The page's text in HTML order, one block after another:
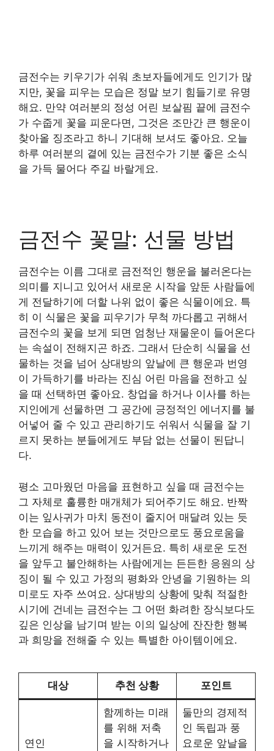
금전수는 키우기가 쉬워 초보자들에게도 인기가 많
지만, 꽃을 피우는 모습은 정말 보기 힘들기로 유명
해요. 만약 여러분의 정성 어린 보살핌 끝에 금전수
가 수줍게 꽃을 피운다면, 그것은 조만간 큰 행운이
찾아올 징조라고 하니 기대해 보셔도 좋아요. 오늘
하루 여러분의 곁에 있는 금전수가 기분 좋은 소식
을 가득 물어다 주길 바랄게요.
금전수 꽃말: 선물 방법
금전수는 이름 그대로 금전적인 행운을 불러온다는
의미를 지니고 있어서 새로운 시작을 앞둔 사람들에
게 전달하기에 더할 나위 없이 좋은 식물이에요. 특
히 이 식물은 꽃을 피우기가 무척 까다롭고 귀해서
금전수의 꽃을 보게 되면 엄청난 재물운이 들어온다
는 속설이 전해지곤 하죠. 그래서 단순히 식물을 선
물하는 것을 넘어 상대방의 앞날에 큰 행운과 번영
이 가득하기를 바라는 진심 어린 마음을 전하고 싶
을 때 선택하면 좋아요. 창업을 하거나 이사를 하는
지인에게 선물하면 그 공간에 긍정적인 에너지를 불
어넣어 줄 수 있고 관리하기도 쉬워서 식물을 잘 기
르지 못하는 분들에게도 부담 없는 선물이 된답니
다.
평소 고마웠던 마음을 표현하고 싶을 때 금전수는
그 자체로 훌륭한 매개체가 되어주기도 해요. 반짝
이는 잎사귀가 마치 동전이 줄지어 매달려 있는 듯
한 모습을 하고 있어 보는 것만으로도 풍요로움을
느끼게 해주는 매력이 있거든요. 특히 새로운 도전
을 앞두고 불안해하는 사람에게는 든든한 응원의 상
징이 될 수 있고 가정의 평화와 안녕을 기원하는 의
미로도 자주 쓰여요. 상대방의 상황에 맞춰 적절한
시기에 건네는 금전수는 그 어떤 화려한 장식보다도
깊은 인상을 남기며 받는 이의 일상에 잔잔한 행복
과 희망을 전해줄 수 있는 특별한 아이템이에요.
대상 추천 상황 포인트
연인
함께하는 미래
를 위해 저축
을 시작하거나
둘만의 경제적
인 독립과 풍
요로운 앞날을